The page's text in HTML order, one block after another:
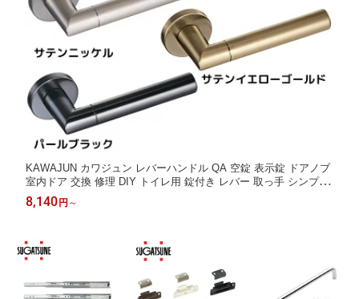
KAWAJUN カワジュン レバーハンドル QA 空錠 表示錠 ドアノブ
室内ドア 交換 修理 DIY トイレ用 錠付き レバー 取っ手 シンプル
モダン 取手 つまみ ドアハンドル ドアレバー 引き出し 扉 おしゃ
れ 握り玉からレバーハンドルへ。毎日の開閉をもっと快適に。
8,140 円 ～